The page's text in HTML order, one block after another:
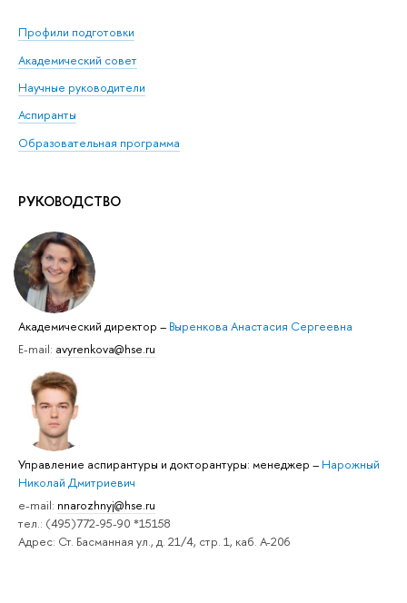
Профили подготовки
Академический совет
Научные руководители
Аспиранты
Образовательная программа
РУКОВОДСТВО
Академический директор – Выренкова Анастасия Сергеевна
E-mail: avyrenkova@hse.ru
Управление аспирантуры и докторантуры: менеджер – Нарожный
Николай Дмитриевич
e-mail: nnarozhnyj@hse.ru
тел.: (495)772-95-90 *15158
Адрес: Ст. Басманная ул., д. 21/4, стр. 1, каб. А-206